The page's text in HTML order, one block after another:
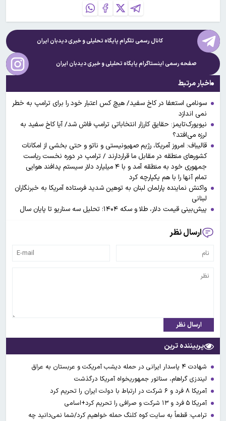
کانال رسمی تلگرام پایگاه تحلیلی و خبریدیدبان ایران
صفحه رسمی اینستاگرام پایگاه تحلیلی و خبریدیدبان ایران
اخبار مرتبط
سونامی استعفا در کاخ سفید/ هیچ کس اعتبار خود را برای ترامپ به خطر
نمی اندازد
نیویورک‌تایمز: حقایق کارزار انتخاباتی ترامپ فاش شد/ آیا کاخ سفید به
لرزه می‌افتد؟
قالیباف: امروز آمریکا، رژیم صهیونیستی و ناتو و حتی بخشی از امکانات
کشور‌های منطقه در مقابل ما قراردارند / ترامپ در دوره نخست ریاست
جمهوری خود به منطقه آمد و با ۴ میلیارد دلار سیستم پدافند هوایی
تمام آنها را با هم یکپارچه کرد
واکنش نماینده پارلمان لبنان به توهین شدید فرستاده آمریکا به خبرنگاران
لبنانی
پیش‌بینی قیمت دلار، طلا و سکه ۱۴۰۴؛ تحلیل سه سناریو تا پایان سال
ارسال نظر
ارسال نظر
پربیننده ترین
شهادت ۴ پاسدار ایرانی در حمله دیشب آمریکت و عربستان به عراق
لیندزی گراهام، سناتور جمهوریخواه آمریکا درگذشت
آمریکا ۸ فرد و ۶ شرکت در ارتباط با دولت ایران را تحریم کرد
آمریکا ۵ فرد و ۱۳ شرکت و صرافی را تحریم کرد+اسامی
ترامپ: قطعاً به سایت کوه کلنگ حمله خواهیم کرد/شما نمی‌دانید چه